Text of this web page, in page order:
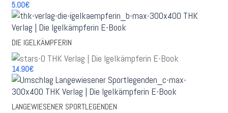
5.00€
DIE IGELKÄMPFERIN
14.90€
LANGEWIESENER SPORTLEGENDEN